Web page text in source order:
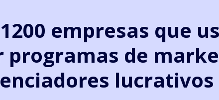
empresas que
programas de
lucrativos